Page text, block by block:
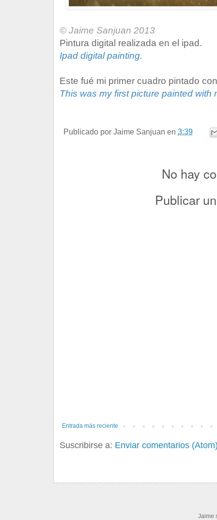
© Jaime Sanjuan 2013
Pintura digital realizada en el ipad.
Ipad digital painting.
Este fué mi primer cuadro pintado
This was my first picture painted with
Publicado por Jaime Sanjuan en 3:39
No hay
Publicar
Entrada más reciente
Suscribirse a: Enviar comentarios
Jaime